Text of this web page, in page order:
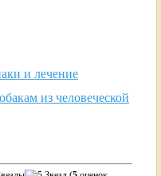
и лечение
из человеческой